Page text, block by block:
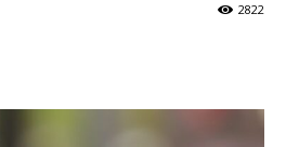
2822